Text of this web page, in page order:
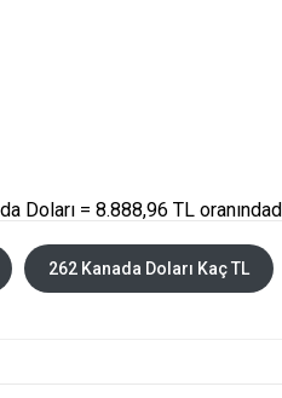
Doları = 8.888,96 TL
262 Kanada Doları Kaç TL